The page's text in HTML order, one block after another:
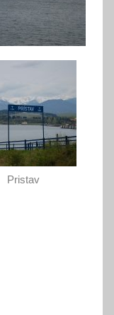
Pristav